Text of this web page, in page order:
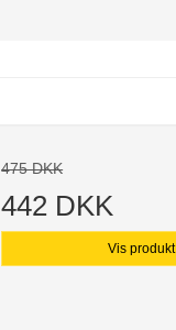
475 DKK
442 DKK
Vis produkt